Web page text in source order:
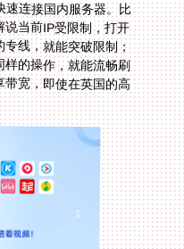
说当前IP受限制，打开
专线，就能突破限制；
，同样的操作，就能流畅刷
独享带宽，即使在英国的高